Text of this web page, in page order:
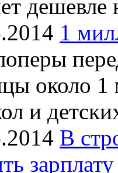
дешевле
1
около 1
и
В
зарплату